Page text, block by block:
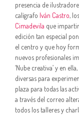
presencia de
calígrafo Iván Castro,
Cimadevila que
edición tan especial
el centro y que hoy
nuevos profesionales
‘Nube creativa’ y en
diversas para
plaza para todas las
a través del correo
todos los talleres y